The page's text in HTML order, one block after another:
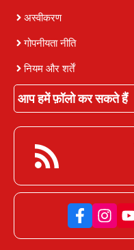
अस्वीकरण
गोपनीयता नीति
नियम और शर्तें
आप हमें फ़ॉलो कर सकते हैं